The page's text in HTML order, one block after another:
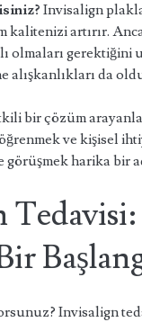
Invisalign
kalitenizi artırır.
olmaları gerektiğini
alışkanlıkları da
bir çözüm
ve kişisel
harika bir
Tedavisi:
Invisalign